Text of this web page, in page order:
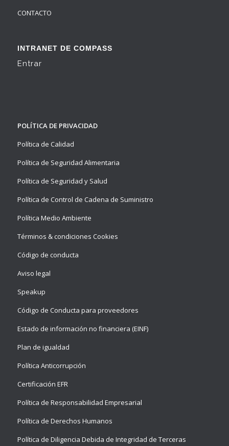
CONTACTO
INTRANET DE COMPASS
Entrar
POLÍTICA DE PRIVACIDAD
Política de Calidad
Política de Seguridad Alimentaria
Política de Seguridad y Salud
Política de Control de Cadena de Suministro
Política Medio Ambiente
Términos & condiciones Cookies
Código de conducta
Aviso legal
Speakup
Código de Conducta para proveedores
Estado de información no financiera (EINF)
Plan de igualdad
Política Anticorrupción
Certificación EFR
Política de Responsabilidad Empresarial
Política de Derechos Humanos
Política de Diligencia Debida de Integridad de Terceras